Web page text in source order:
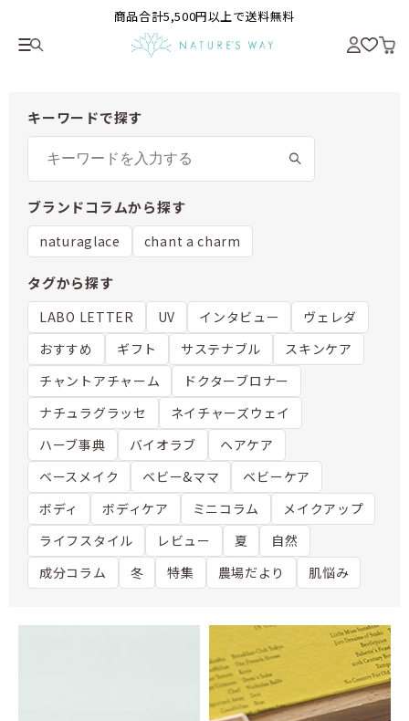
商品合計5,500円以上で送料無料
キーワードで探す
ブランドコラムから探す
naturaglace chant a charm
タグから探す
LABO LETTER UV インタビュー
ヴェレダ
おすすめ
ギフト サステナブル
スキンケア
チャントアチャーム
ドクターブロナー
ナチュラグラッセ
ネイチャーズウェイ
ハーブ事典
バイオラブ
ヘアケア
ベースメイク
ベビー&ママ
ベビーケア
ボディ
ボディケア ミニコラム
メイクアップ
ライフスタイル
レビュー 夏
自然
成分コラム
冬 特集 農場だより 肌悩み